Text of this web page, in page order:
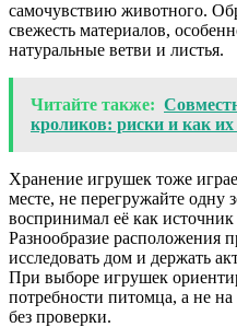
самочувствию животного.
свежесть материалов,
натуральные ветви и листья.
Читайте также:
кроликов: риски и как
Хранение игрушек тоже
месте, не перегружайте одну
воспринимал её как
Разнообразие расположения
исследовать дом и держать
При выборе игрушек
потребности питомца, а не
без проверки.